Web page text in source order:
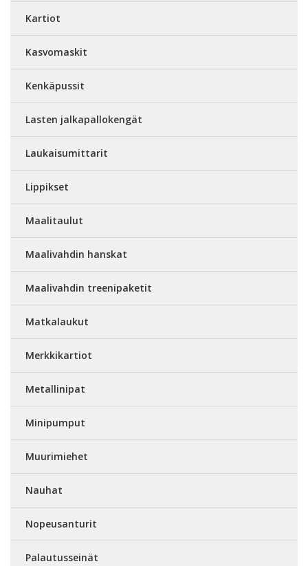
Kartiot
Kasvomaskit
Kenkäpussit
Lasten jalkapallokengät
Laukaisumittarit
Lippikset
Maalitaulut
Maalivahdin hanskat
Maalivahdin treenipaketit
Matkalaukut
Merkkikartiot
Metallinipat
Minipumput
Muurimiehet
Nauhat
Nopeusanturit
Palautusseinät